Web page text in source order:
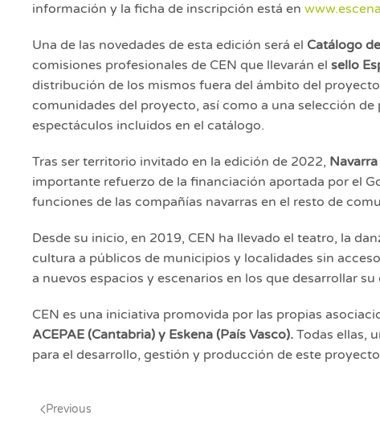
información y la ficha de inscripción está en
Una de las novedades de esta edición será el Catálogo
comisiones profesionales de CEN que llevarán el sello
distribución de los mismos fuera del ámbito del
comunidades del proyecto, así como a una selección
espectáculos incluidos en el catálogo.
Tras ser territorio invitado en la edición de 2022,
importante refuerzo de la financiación aportada por el
funciones de las compañías navarras en el resto de
Desde su inicio, en 2019, CEN ha llevado el teatro, la
cultura a públicos de municipios y localidades sin
a nuevos espacios y escenarios en los que desarrollar su
CEN es una iniciativa promovida por las propias
ACEPAE (Cantabria) y Eskena (País Vasco). Todas ellas,
para el desarrollo, gestión y producción de este
Previous